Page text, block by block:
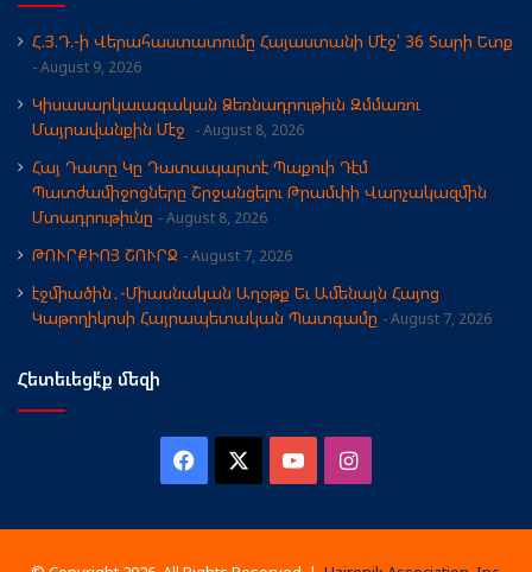
Հ.Յ.Դ.-ի Վերահաստատումը Հայաստանի Մէջ՝ 36 Տարի Ետք
August 9, 2026
Կիսասարկաւագական Ձեռնադրութիւն Զմմառու
Մայրավանքին Մէջ
August 8, 2026
Հայ Դատը Կը Դատապարտէ Պաքուի Դէմ
Պատժամիջոցները Շրջանցելու Թրամփի Վարչակազմին
Մտադրութիւնը
August 8, 2026
ԹՈՒՐՔԻՈՅ ՇՈՒՐՋ August 7, 2026
էջմիածին․-Միասնական Աղօթք Եւ Ամենայն Հայոց
Կաթողիկոսի Հայրապետական Պատգամը
August 7, 2026
Հետեւեցէ՛ք մեզի
Facebook YouTubeInstagram